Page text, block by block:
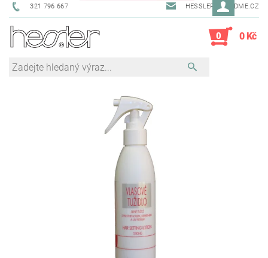
321 796 667 HESSLER@SENDME.CZ
0 0 Kč